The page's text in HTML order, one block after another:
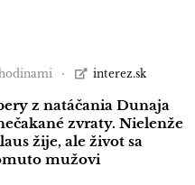
interez.sk
z natáčania Dunaja
zvraty. Nielenže
žije, ale život sa
mužovi